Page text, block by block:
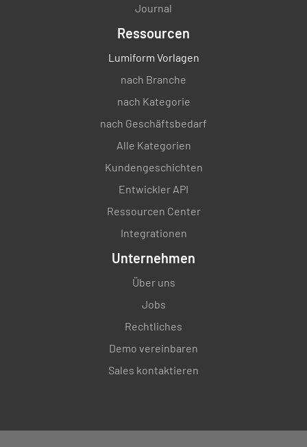
Journal
Ressourcen
Lumiform Vorlagen
nach Branche
nach Kategorie
nach Geschäftsbedarf
Alle Kategorien
Kundengeschichten
Entwickler API
Ressourcen Center
Integrationen
Unternehmen
Über uns
Jobs
Rechtliches
Demo vereinbaren
Sales kontaktieren